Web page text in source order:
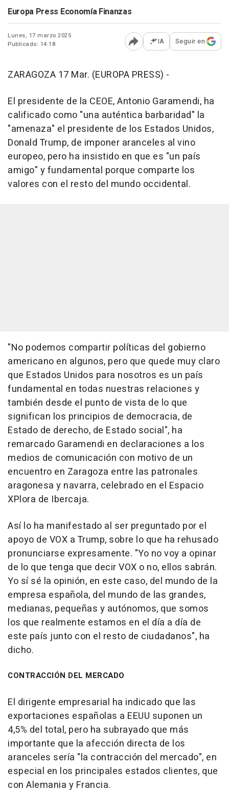
Europa Press Economía Finanzas
Lunes, 17 marzo 2025
Publicado: 14:18
Abrir opciones para
IA Seguir en
ZARAGOZA 17 Mar. (EUROPA PRESS) -
El presidente de la CEOE, Antonio Garamendi, ha
calificado como "una auténtica barbaridad" la
"amenaza" el presidente de los Estados Unidos,
Donald Trump, de imponer aranceles al vino
europeo, pero ha insistido en que es "un país
amigo" y fundamental porque comparte los
valores con el resto del mundo occidental.
"No podemos compartir políticas del gobierno
americano en algunos, pero que quede muy claro
que Estados Unidos para nosotros es un país
fundamental en todas nuestras relaciones y
también desde el punto de vista de lo que
significan los principios de democracia, de
Estado de derecho, de Estado social", ha
remarcado Garamendi en declaraciones a los
medios de comunicación con motivo de un
encuentro en Zaragoza entre las patronales
aragonesa y navarra, celebrado en el Espacio
XPlora de Ibercaja.
Así lo ha manifestado al ser preguntado por el
apoyo de VOX a Trump, sobre lo que ha rehusado
pronunciarse expresamente. "Yo no voy a opinar
de lo que tenga que decir VOX o no, ellos sabrán.
Yo sí sé la opinión, en este caso, del mundo de la
empresa española, del mundo de las grandes,
medianas, pequeñas y autónomos, que somos
los que realmente estamos en el día a día de
este país junto con el resto de ciudadanos", ha
dicho.
CONTRACCIÓN DEL MERCADO
El dirigente empresarial ha indicado que las
exportaciones españolas a EEUU suponen un
4,5% del total, pero ha subrayado que más
importante que la afección directa de los
aranceles sería "la contracción del mercado", en
especial en los principales estados clientes, que
con Alemania y Francia.